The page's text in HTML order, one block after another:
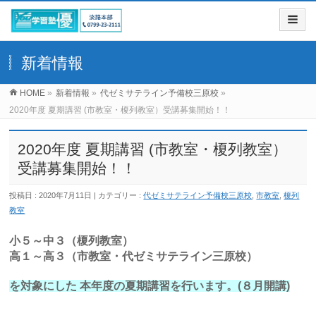
新着情報
HOME » 新着情報 » 代ゼミサテライン予備校三原校 »
2020年度 夏期講習 (市教室・榎列教室）受講募集開始！！
2020年度 夏期講習 (市教室・榎列教室）
受講募集開始！！
投稿日 : 2020年7月11日 カテゴリー :代ゼミサテライン予備校三原校 ,市教室 ,榎列
教室
小５～中３（榎列教室）
高１～高３（市教室・代ゼミサテライン三原校）
を対象にした 本年度の夏期講習を行います。(８月開講)